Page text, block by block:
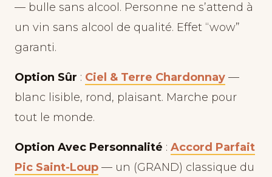
— bulle sans alcool. Personne ne s’attend à
un vin sans alcool de qualité. Effet “wow”
garanti.
Option Sûr : Ciel & Terre Chardonnay —
blanc lisible, rond, plaisant. Marche pour
tout le monde.
Option Avec Personnalité : Accord Parfait
Pic Saint-Loup — un (GRAND) classique du